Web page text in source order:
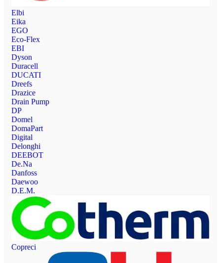
Elbi
Eika
EGO
Eco-Flex
EBI
Dyson
Duracell
DUCATI
Dreefs
Drazice
Drain Pump
DP
Domel
DomaPart
Digital
Delonghi
DEEBOT
De.Na
Danfoss
Daewoo
D.E.M.
Copreci